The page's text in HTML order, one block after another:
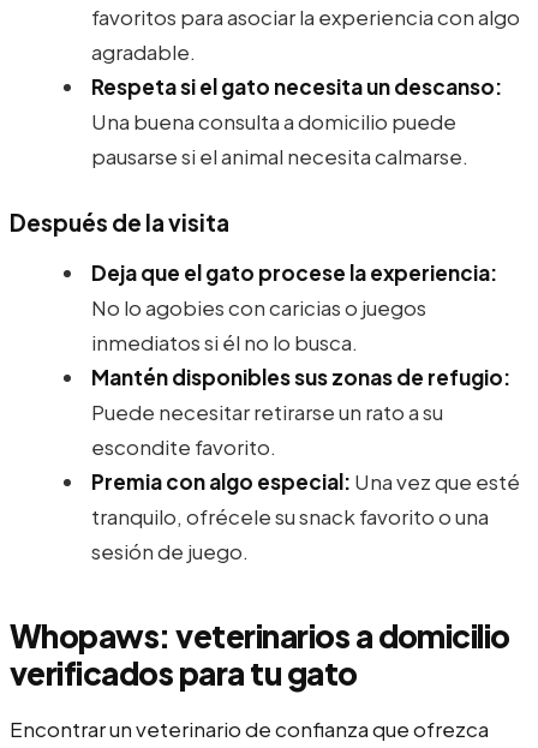
favoritos para asociar la experiencia con algo
agradable.
Respeta si el gato necesita un descanso:
Una buena consulta a domicilio puede
pausarse si el animal necesita calmarse.
Después de la visita
Deja que el gato procese la experiencia:
No lo agobies con caricias o juegos
inmediatos si él no lo busca.
Mantén disponibles sus zonas de refugio:
Puede necesitar retirarse un rato a su
escondite favorito.
Premia con algo especial: Una vez que esté
tranquilo, ofrécele su snack favorito o una
sesión de juego.
Whopaws: veterinarios a domicilio
verificados para tu gato
Encontrar un veterinario de confianza que ofrezca